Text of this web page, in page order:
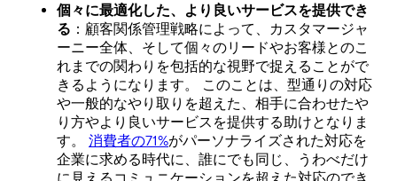
個々に最適化した、より良いサービスを提供でき
る ：顧客関係管理戦略によって、カスタマージャ
ーニー全体、そして個々のリードやお客様とのこ
れまでの関わりを包括的な視野で捉えることがで
きるようになります。 このことは、型通りの対応
や一般的なやり取りを超えた、相手に合わせたや
り方やより良いサービスを提供する助けとなりま
す。 消費者の71%がパーソナライズされた対応を
企業に求める時代に、誰にでも同じ、うわべだけ